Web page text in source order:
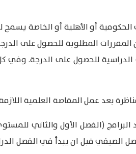
أو الأهلية أو الخاصة يسمح
المطلوبة للحصول على
ساعات المقررات الدراسية للحصول على
بعد عمل المقاصة العلمية
(الفصل الأول والثاني
الصيفي قبل ان يبدأ في الفصل